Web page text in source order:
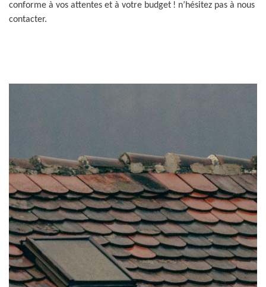
conforme à vos attentes et à votre budget ! n’hésitez pas à nous
contacter.